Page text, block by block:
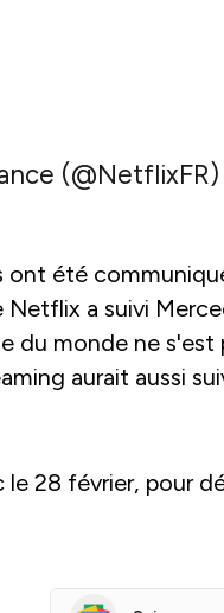
(@NetflixFR)
ont été
a suivi
du monde ne
aurait aussi
le 28 février, pour